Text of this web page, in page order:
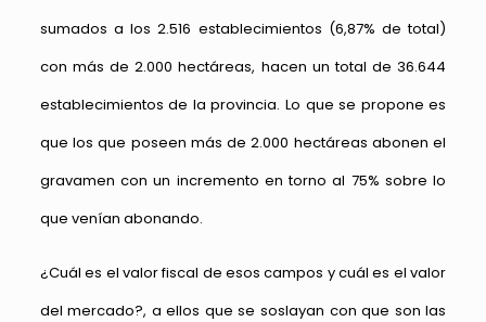
sumados a los 2.516 establecimientos (6,87% de total)
con más de 2.000 hectáreas, hacen un total de 36.644
establecimientos de la provincia. Lo que se propone es
que los que poseen más de 2.000 hectáreas abonen el
gravamen con un incremento en torno al 75% sobre lo
que venían abonando.
¿Cuál es el valor fiscal de esos campos y cuál es el valor
del mercado?, a ellos que se soslayan con que son las